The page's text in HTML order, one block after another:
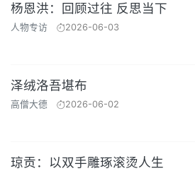
杨恩洪：回顾过往 反思当下
人物专访 2026-06-03
泽绒洛吾堪布
高僧大德 2026-06-02
琼贡：以双手雕琢滚烫人生